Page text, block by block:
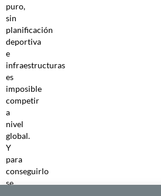
puro,
sin
planificación
deportiva
e
infraestructuras
es
imposible
competir
a
nivel
global.
Y
para
conseguirlo
se